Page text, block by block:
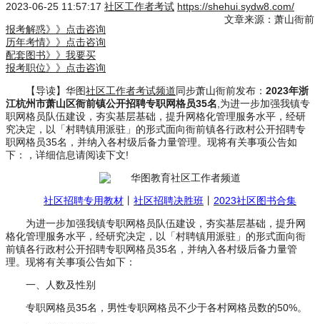
2023-06-25 11:57:17 社区工作者考试 https://shehui.sydw8.com/
文章来源：萧山衙前
报考解惑》》点击咨询
历年考情》》点击咨询
配套图书》》我要买
报考职位》》点击咨询
【导读】华图社区工作者考试频道同步萧山衙前发布： 2023年浙
江杭州市萧山区衙前镇公开招聘专职网格员35名,为进一步加强我镇专
职网格员队伍建设，夯实基层基础，提升网格化管理服务水平，经研
究决定，以「村聘镇用派驻」的形式面向衙前镇各行政村公开招聘专
职网格员35名，并纳入各村级后备力量管理。现将有关事项公告如
下：，详细信息请阅读下文!
社区招聘专用教材 社区招聘决胜班
2023社区图书合集
为进一步加强我镇专职网格员队伍建设，夯实基层基础，提升网
格化管理服务水平，经研究决定，以「村聘镇用派驻」的形式面向衙
前镇各行政村公开招聘专职网格员35名，并纳入各村级后备力量管
理。现将有关事项公告如下：
一、人数及性别
专职网格员35名，男性专职网格员不少于各村网格员数的50%。